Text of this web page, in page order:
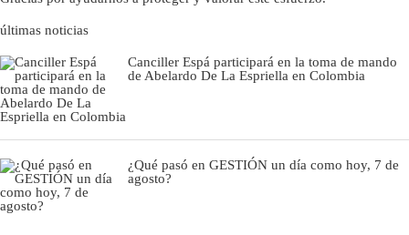
últimas noticias
Canciller Espá participará en la toma de mando
de Abelardo De La Espriella en Colombia
¿Qué pasó en GESTIÓN un día como hoy, 7 de
agosto?